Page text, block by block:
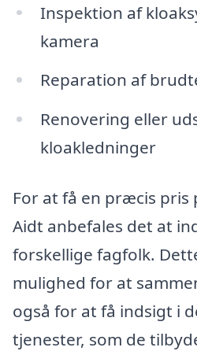
Inspektion af
kamera
Reparation af
Renovering eller
kloakledninger
For at få en præcis pris
Aidt anbefales det at
forskellige fagfolk.
mulighed for at
også for at få indsigt i
tjenester, som de